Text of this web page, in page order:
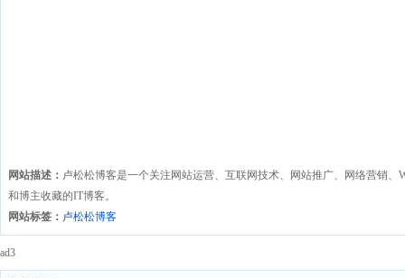
网站描述： 卢松松博客是一个关注网站运营、互联网技术、网站推广、网络营销、
和博主收藏的IT博客。
网站标签： 卢松松博客
ad3